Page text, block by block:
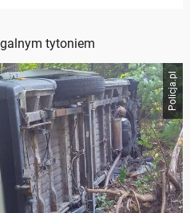
tytoniem
Policja.pl